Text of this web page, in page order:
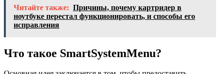
Читайте также: Причины, почему картридер в
ноутбуке перестал функционировать, и способы его
исправления
Что такое SmartSystemMenu?